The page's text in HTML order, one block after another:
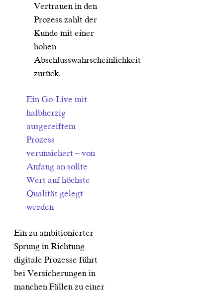
Vertrauen in den
Prozess zahlt der
Kunde mit einer
hohen
Abschlusswahrscheinlichkeit
zurück.
Ein Go-Live mit
halbherzig
ausgereiftem
Prozess
verunsichert – von
Anfang an sollte
Wert auf höchste
Qualität gelegt
werden
Ein zu ambitionierter
Sprung in Richtung
digitale Prozesse führt
bei Versicherungen in
manchen Fällen zu einer